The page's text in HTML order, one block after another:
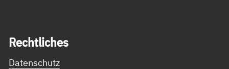
Recht­li­ches
Datenschutz